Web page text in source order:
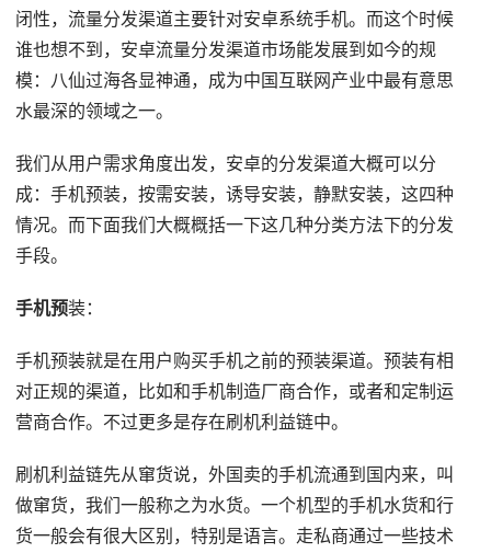
闭性，流量分发渠道主要针对安卓系统手机。而这个时候
谁也想不到，安卓流量分发渠道市场能发展到如今的规
模：八仙过海各显神通，成为中国互联网产业中最有意思
水最深的领域之一。
我们从用户需求角度出发，安卓的分发渠道大概可以分
成：手机预装，按需安装，诱导安装，静默安装，这四种
情况。而下面我们大概概括一下这几种分类方法下的分发
手段。
手机预装：
手机预装就是在用户购买手机之前的预装渠道。预装有相
对正规的渠道，比如和手机制造厂商合作，或者和定制运
营商合作。不过更多是存在刷机利益链中。
刷机利益链先从窜货说，外国卖的手机流通到国内来，叫
做窜货，我们一般称之为水货。一个机型的手机水货和行
货一般会有很大区别，特别是语言。走私商通过一些技术